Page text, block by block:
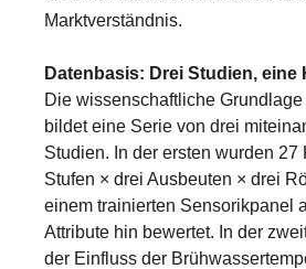
Marktverständnis.
Datenbasis: Drei Studien, eine
Die wissenschaftliche
bildet eine Serie von drei
Studien. In der ersten wurden 27
Stufen × drei Ausbeuten × drei
einem trainierten Sensorikpanel
Attribute hin bewertet. In der
der Einfluss der